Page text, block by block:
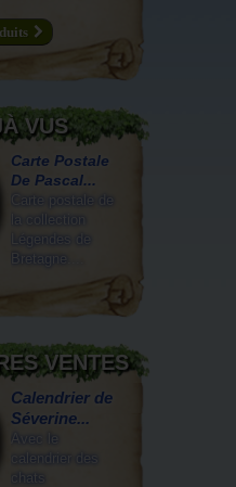
VUS
Carte Postale
De Pascal...
Carte postale de
la collection
Légendes de
Bretagne....
VENTES
Calendrier de
Séverine...
Avec le
calendrier des
chats